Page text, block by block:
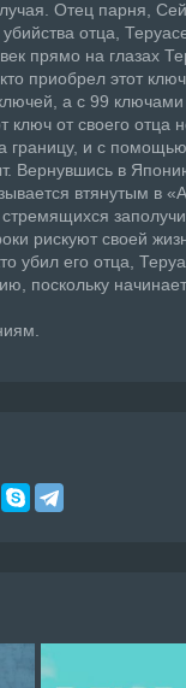
Отец парня,
отца,
прямо на глазах
приобрел этот
а с 99
ключ от своего отца
границу, и с
Вернувшись в
втянутым в
рискуют своей
убил его отца,
поскольку